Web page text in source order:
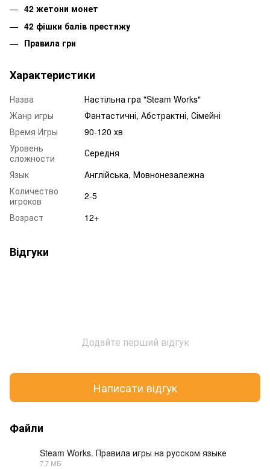
42 жетони монет
42 фішки балів престижу
Правила гри
Характеристики
Назва
Настільна гра "Steam Works"
Жанр игры
Фантастичні, Абстрактні, Сімейні
Время Игры
90-120 хв
Уровень
сложности
Середня
Язык
Англійська, Мовнонезалежна
Количество
игроков
2-5
Возраст
12+
Відгуки
Додайте перший відгук
Написати відгук
Файли
Steam Works. Правила игры на русском языке
7.7 МБ